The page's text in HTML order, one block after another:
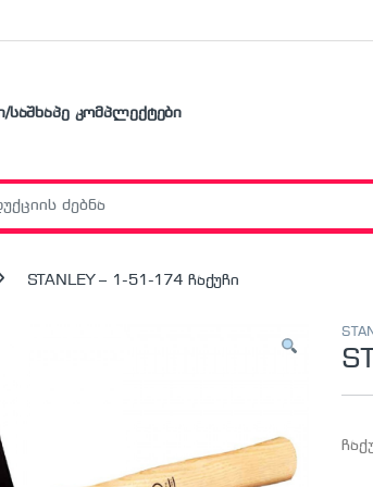
საშხაპე კომპლექტები
STANLEY – 1-51-174 ჩაქუჩი